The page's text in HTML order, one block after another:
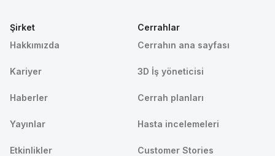
Şirket
Hakkımızda
Kariyer
Haberler
Yayınlar
Etkinlikler
Cerrahlar
Cerrahın ana sayfası
3D İş yöneticisi
Cerrah planları
Hasta incelemeleri
Customer Stories